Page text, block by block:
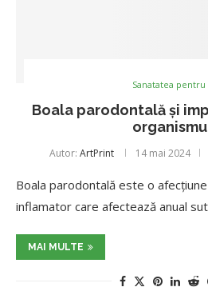
Sanatatea pentru
Boala parodontală și
Autor: ArtPrint 14 mai 2024
Boala parodontală este o
inflamator care afectează anual
MAI MULTE